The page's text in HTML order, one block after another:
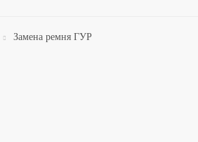
Замена ремня ГУР